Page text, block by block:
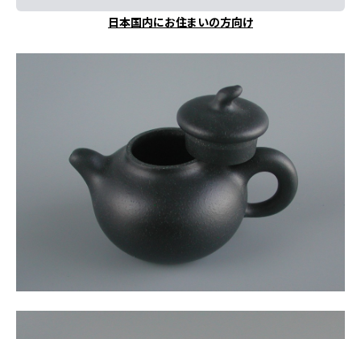
日本国内にお住まいの方向け